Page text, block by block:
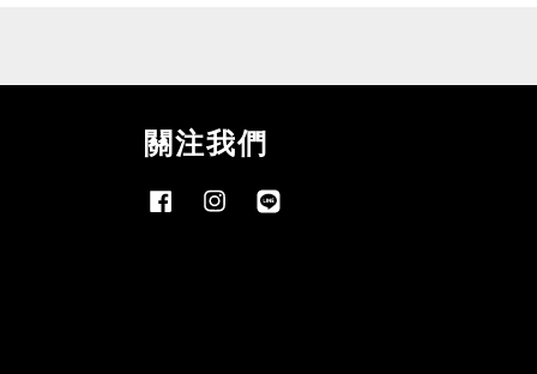
關注我們
FacebookInstagram